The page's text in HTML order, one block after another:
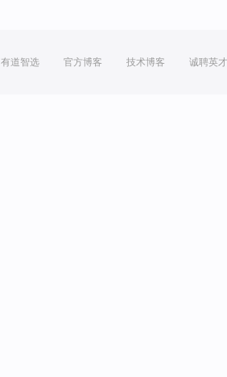
有道智选 官方博客 技术博客 诚聘英才